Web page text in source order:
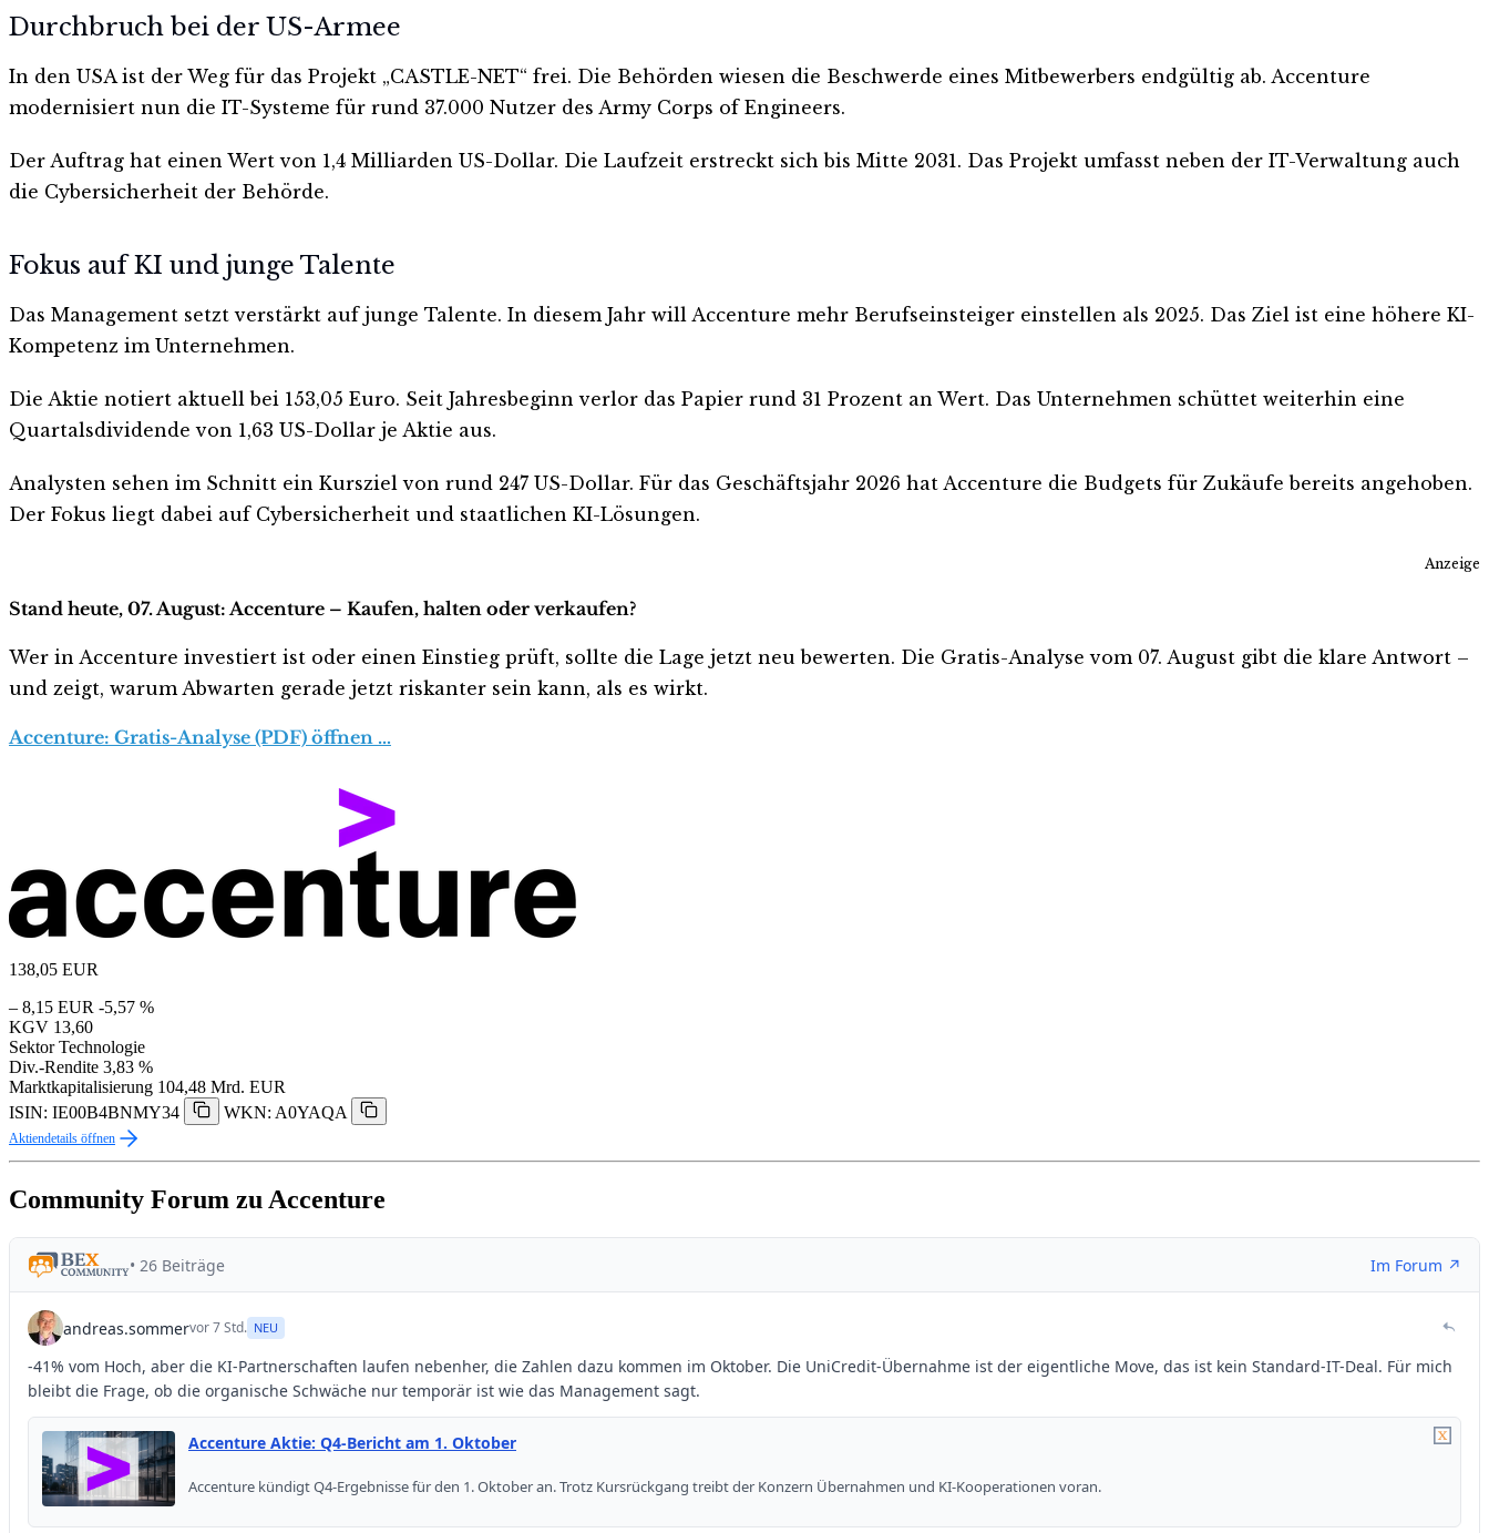
Durchbruch bei der US-Armee
In den USA ist der Weg für das Projekt „CASTLE-NET“ frei. Die Behörden wiesen die Beschwerde eines Mitbewerbers endgültig ab. Accenture
modernisiert nun die IT-Systeme für rund 37.000 Nutzer des Army Corps of Engineers.
Der Auftrag hat einen Wert von 1,4 Milliarden US-Dollar. Die Laufzeit erstreckt sich bis Mitte 2031. Das Projekt umfasst neben der IT-Verwaltung auch
die Cybersicherheit der Behörde.
Fokus auf KI und junge Talente
Das Management setzt verstärkt auf junge Talente. In diesem Jahr will Accenture mehr Berufseinsteiger einstellen als 2025. Das Ziel ist eine höhere KI-
Kompetenz im Unternehmen.
Die Aktie notiert aktuell bei 153,05 Euro. Seit Jahresbeginn verlor das Papier rund 31 Prozent an Wert. Das Unternehmen schüttet weiterhin eine
Quartalsdividende von 1,63 US-Dollar je Aktie aus.
Analysten sehen im Schnitt ein Kursziel von rund 247 US-Dollar. Für das Geschäftsjahr 2026 hat Accenture die Budgets für Zukäufe bereits angehoben.
Der Fokus liegt dabei auf Cybersicherheit und staatlichen KI-Lösungen.
Anzeige
Stand heute, 07. August: Accenture – Kaufen, halten oder verkaufen?
Wer in Accenture investiert ist oder einen Einstieg prüft, sollte die Lage jetzt neu bewerten. Die Gratis-Analyse vom 07. August gibt die klare Antwort –
und zeigt, warum Abwarten gerade jetzt riskanter sein kann, als es wirkt.
Accenture: Gratis-Analyse (PDF) öffnen …
138,05 EUR
– 8,15 EUR -5,57 %
KGV 13,60
Sektor Technologie
Div.-Rendite 3,83 %
Marktkapitalisierung 104,48 Mrd. EUR
ISIN: IE00B4BNMY34
WKN: A0YAQA
Aktiendetails öffnen
Community Forum zu Accenture